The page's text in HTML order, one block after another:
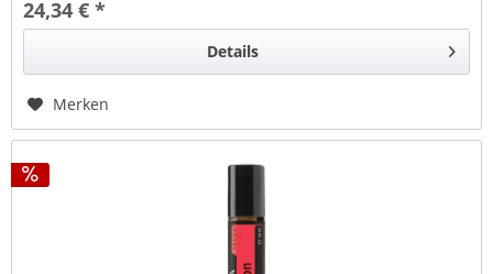
24,34 € *
Details
Merken